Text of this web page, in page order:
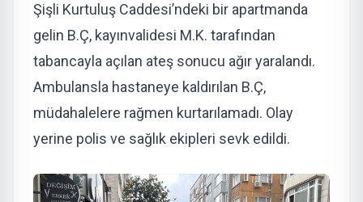
Şişli Kurtuluş Caddesi’ndeki bir apartmanda
gelin B.Ç, kayınvalidesi M.K. tarafından
tabancayla açılan ateş sonucu ağır yaralandı.
Ambulansla hastaneye kaldırılan B.Ç,
müdahalelere rağmen kurtarılamadı. Olay
yerine polis ve sağlık ekipleri sevk edildi.